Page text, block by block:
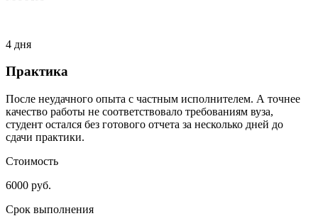
4 дня
Практика
После неудачного опыта с частным исполнителем. А точнее
качество работы не соответствовало требованиям вуза,
студент остался без готового отчета за несколько дней до
сдачи практики.
Стоимость
6000 руб.
Срок выполнения